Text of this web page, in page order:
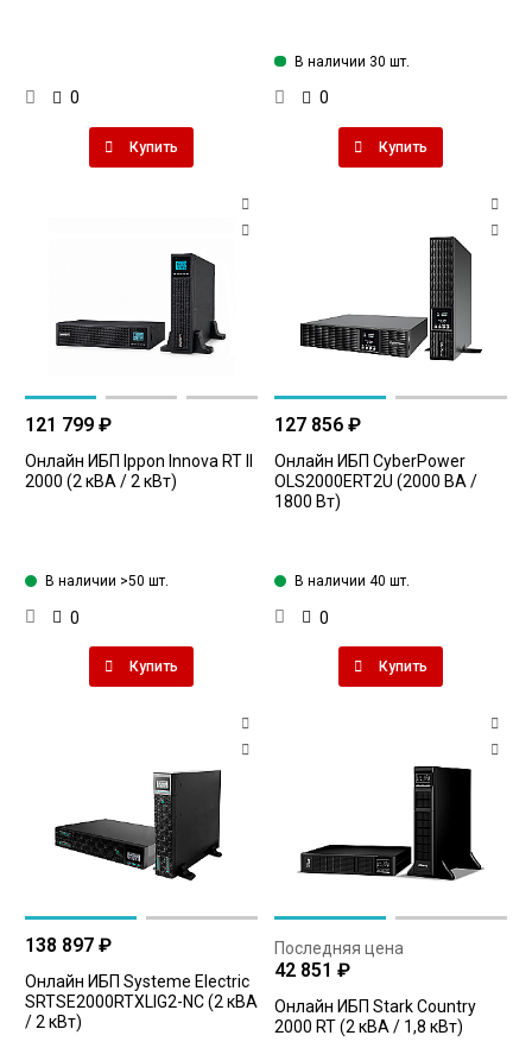
0
Купить
В наличии 30 шт.
0
Купить
121 799 ₽
Онлайн ИБП Ippon Innova RT II
2000 (2 кВА / 2 кВт)
В наличии >50 шт.
0
Купить
127 856 ₽
Онлайн ИБП CyberPower
OLS2000ERT2U (2000 ВА /
1800 Вт)
В наличии 40 шт.
0
Купить
138 897 ₽
Онлайн ИБП Systeme Electriс
SRTSE2000RTXLIG2-NC (2 кВА
/ 2 кВт)
Последняя цена
42 851 ₽
Онлайн ИБП Stark Country
2000 RT (2 кВА / 1,8 кВт)